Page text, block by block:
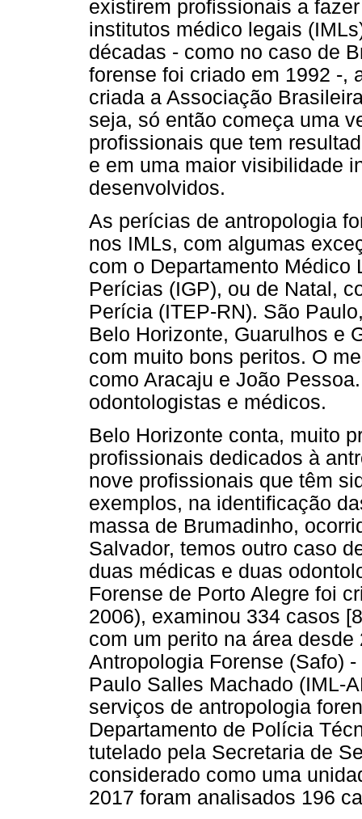
existirem profissionais a
institutos médico legais
décadas - como no caso de
forense foi criado em 1992 -,
criada a Associação
seja, só então começa uma
profissionais que tem
e em uma maior visibilidade
desenvolvidos.
As perícias de antropologia
nos IMLs, com algumas
com o Departamento Médico
Perícias (IGP), ou de Natal,
Perícia (ITEP-RN). São
Belo Horizonte, Guarulhos e
com muito bons peritos. O
como Aracaju e João
odontologistas e médicos.
Belo Horizonte conta, muito
profissionais dedicados à
nove profissionais que têm
exemplos, na identificação
massa de Brumadinho,
Salvador, temos outro caso
duas médicas e duas
Forense de Porto Alegre foi
2006), examinou 334 casos
com um perito na área
Antropologia Forense (Safo)
Paulo Salles Machado (IML-
serviços de antropologia
Departamento de Polícia
tutelado pela Secretaria de
considerado como uma
2017 foram analisados 196